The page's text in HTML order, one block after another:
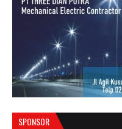
SPONSOR